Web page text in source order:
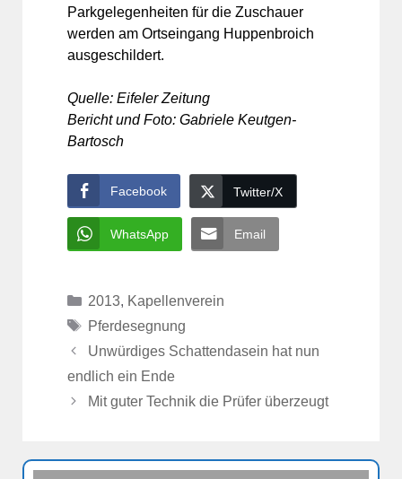
Parkgelegenheiten für die Zuschauer
werden am Ortseingang Huppenbroich
ausgeschildert.
Quelle: Eifeler Zeitung
Bericht und Foto: Gabriele Keutgen-
Bartosch
Facebook Twitter/X
WhatsApp Email
Kategorien
2013, Kapellenverein
Schlagwörter
Pferdesegnung
Unwürdiges Schattendasein hat nun
endlich ein Ende
Mit guter Technik die Prüfer überzeugt